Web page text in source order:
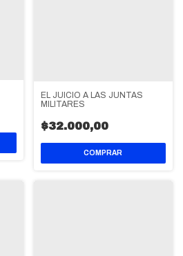
EL JUICIO A LAS JUNTAS
MILITARES
$32.000,00